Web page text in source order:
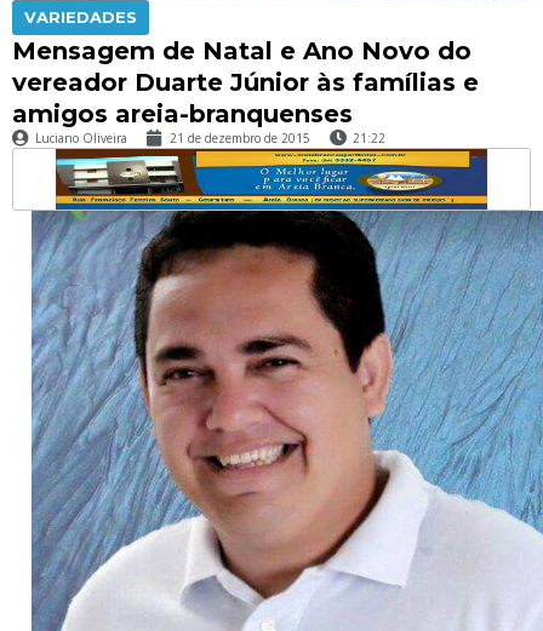
VARIEDADES
Mensagem de Natal e Ano Novo do
vereador Duarte Júnior às famílias e
amigos areia-branquenses
Luciano Oliveira 21 de dezembro de 2015 21:22